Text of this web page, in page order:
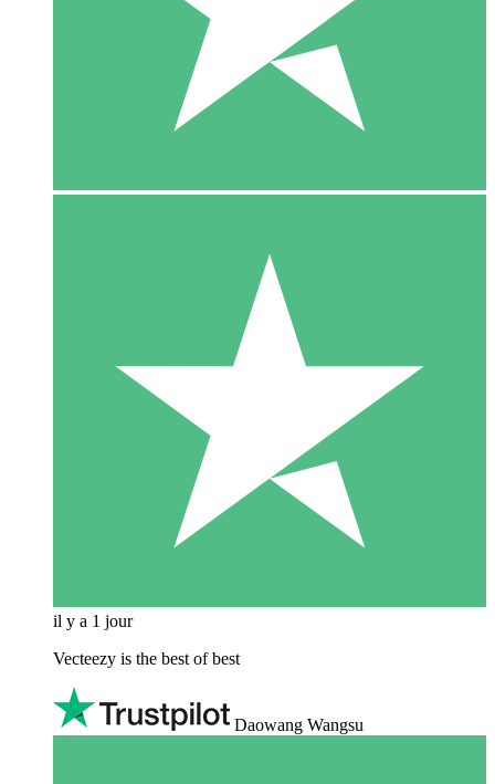
il y a 1 jour
Vecteezy is the best of best
Daowang Wangsu